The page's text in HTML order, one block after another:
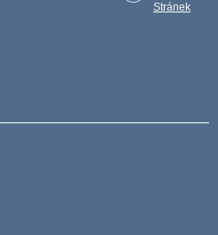
Stránek